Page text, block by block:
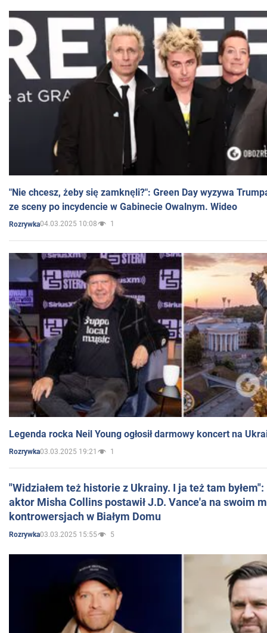
"Nie chcesz, żeby się zamknęli?": Green Day wyzywa
ze sceny po incydencie w Gabinecie Owalnym. Wideo
Rozrywka04.03.2025 10:08 1
Legenda rocka Neil Young ogłosił darmowy koncert na
Rozrywka03.03.2025 19:21 1
"Widziałem też historie z Ukrainy. I ja też tam
aktor Misha Collins postawił J.D. Vance'a na swoim
kontrowersjach w Białym Domu
Rozrywka03.03.2025 15:55 5